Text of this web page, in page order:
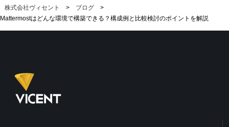
株式会社ヴィセント > ブログ
>
Mattermostはどんな環境で構築できる？構成例と比較検討のポイントを解説